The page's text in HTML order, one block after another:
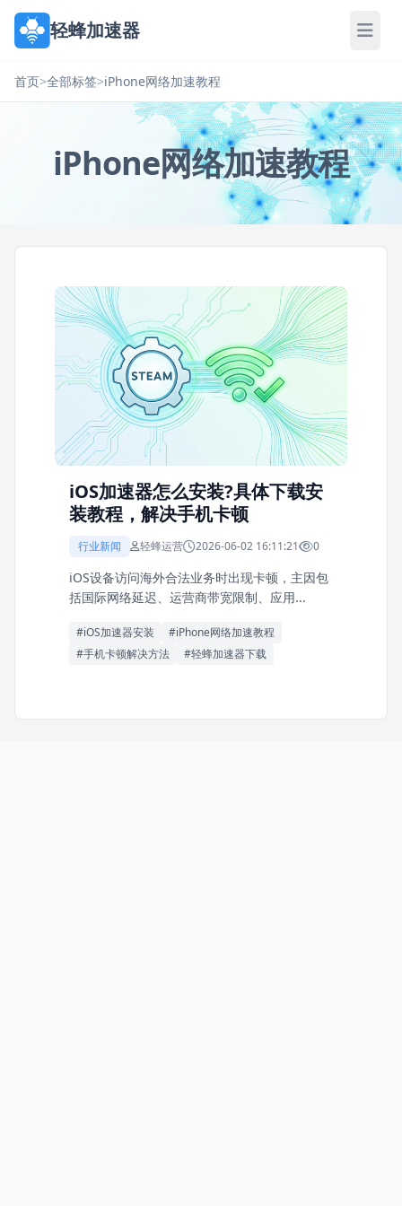
轻蜂加速器
首页>全部标签>iPhone网络加速教程
iPhone网络加速教程
iOS加速器怎么安装?具体下载安
装教程，解决手机卡顿
行业新闻 轻蜂运营 2026-06-02 16:11:21 0
iOS设备访问海外合法业务时出现卡顿，主因包
括国际网络延迟、运营商带宽限制、应用...
#iOS加速器安装
#iPhone网络加速教程
#手机卡顿解决方法
#轻蜂加速器下载